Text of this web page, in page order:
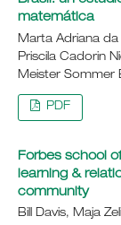
matemática
Marta Adriana da
Priscila Cadorin
Meister Sommer
PDF
Forbes school
learning &
community
Bill Davis, Maja